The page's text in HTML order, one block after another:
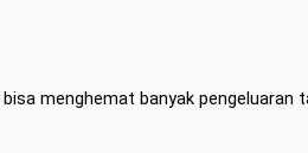
menghemat banyak pengeluaran